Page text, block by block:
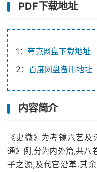
PDF下载地址
1： 夸克网盘下载地址
2： 百度网盘备用地址
内容简介
《史微》为考镜六艺
通》例,分为内外篇,共八
子之源,及代官沿革.其